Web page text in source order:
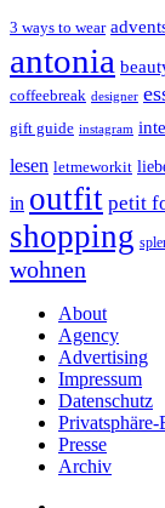
3 ways to wear
antonia
coffeebreak designer
gift guide instagram
lesen letmeworkit
in outfit petit
shopping
wohnen
About
Agency
Advertising
Impressum
Datenschutz
Privatsphäre-
Presse
Archiv